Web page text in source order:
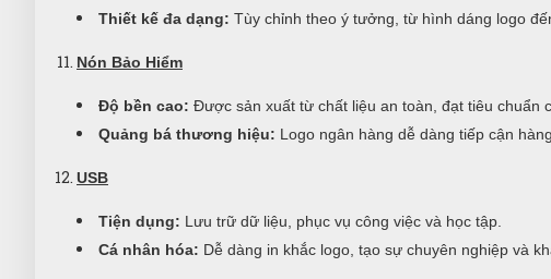
Thiết kế đa dạng: Tùy chỉnh theo ý tưởng, từ hình dáng logo
Nón Bảo Hiểm
Độ bền cao: Được sản xuất từ chất liệu an toàn, đạt tiêu chuẩn
Quảng bá thương hiệu: Logo ngân hàng dễ dàng tiếp cận
USB
Tiện dụng: Lưu trữ dữ liệu, phục vụ công việc và học tập.
Cá nhân hóa: Dễ dàng in khắc logo, tạo sự chuyên nghiệp và